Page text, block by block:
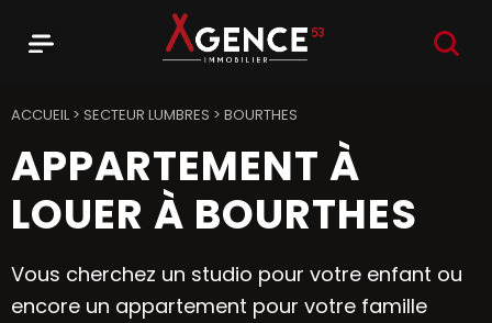
ACCUEIL> SECTEUR LUMBRES > BOURTHES
APPARTEMENT À
LOUER À BOURTHES
Vous cherchez un studio pour votre enfant ou
encore un appartement pour votre famille